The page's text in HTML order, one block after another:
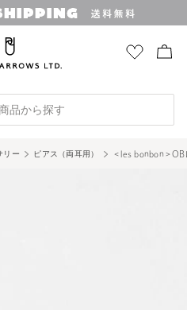
品から探す
リー ピアス（両耳用） ＜les bonbon＞